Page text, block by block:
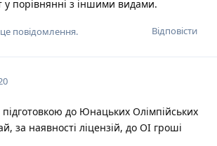
порівнянні з іншими видами.
Відповісти
це повідомлення.
до Юнацьких Олімпійських
за наявності ліцензій, до ОІ гроші